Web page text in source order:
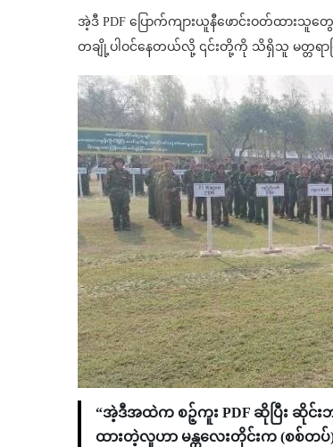
အဲ့ဒီ PDF ပြောက်ကျားယူနီဖောင်းဝတ်ထားသူ
တချို့ပါဝင်နေတယ်လို့ ၎င်းတို့ကို သိရှိသူ မတ္တရာ
“အဲ့ဒီအထဲက စဉ့်ကူး PDF ဆိုပြီး ဆိုင်း
ထားတဲ့လူဟာ မန္တလေးတိုင်းက (စစ်တပ်